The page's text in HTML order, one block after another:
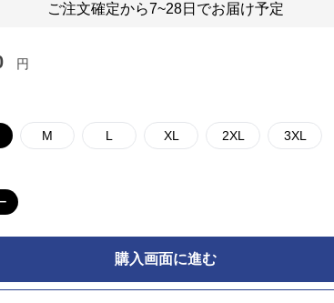
ご注文確定から7~28日でお届け予定
円
M L XL 2XL 3XL
購入画面に進む